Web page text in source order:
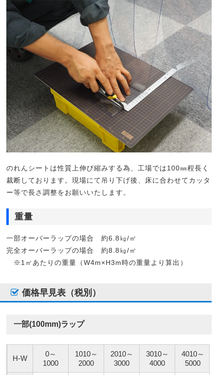
のれんシートは性質上伸び縮みする為、工場では100㎜程長く
裁断しております。現場にて吊り下げ後、床に合わせてカッタ
ー等で長さ調整をお願いいたします。
重量
一部オーバーラップの場合 約6.8㎏/㎡
完全オーバーラップの場合 約8.8㎏/㎡
※1㎡あたりの重量（W4m×H3m時の重量より算出）
価格早見表（税別）
一部(100mm)ラップ
H-W
0～
1000
1010～
2000
2010～
3000
3010～
4000
4010～
5000